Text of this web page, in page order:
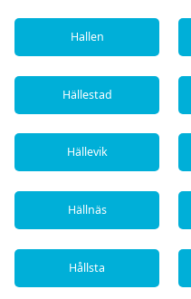
Hallen
Hällestad
Hällevik
Hällnäs
Hållsta